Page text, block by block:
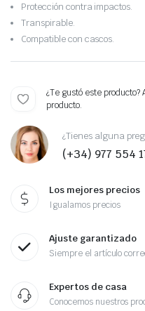
Protección contra impactos.
Transpirable.
Compatible con cascos.
¿Te gustó este
producto.
¿Tienes alguna
(+34) 977 554
Los mejores precios
Igualamos precios
Ajuste garantizado
Siempre el artículo
Expertos de casa
Conocemos nuestros